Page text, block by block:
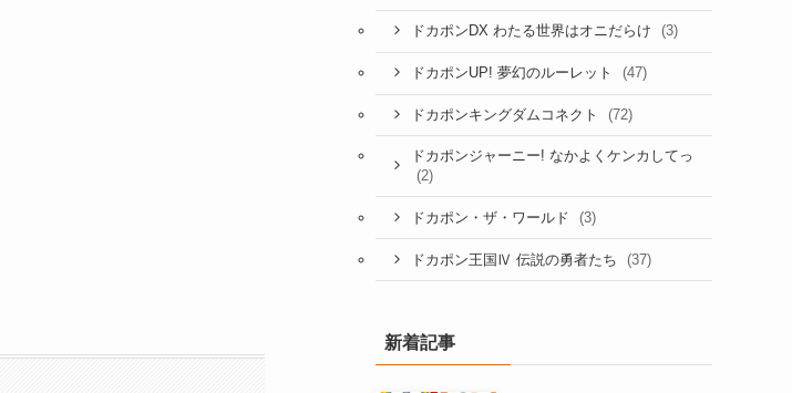
ドカポンDX わたる世界はオニだらけ (3)
ドカポンUP! 夢幻のルーレット (47)
ドカポンキングダムコネクト (72)
ドカポンジャーニー! なかよくケンカしてっ
(2)
ドカポン・ザ・ワールド (3)
ドカポン王国Ⅳ 伝説の勇者たち (37)
新着記事